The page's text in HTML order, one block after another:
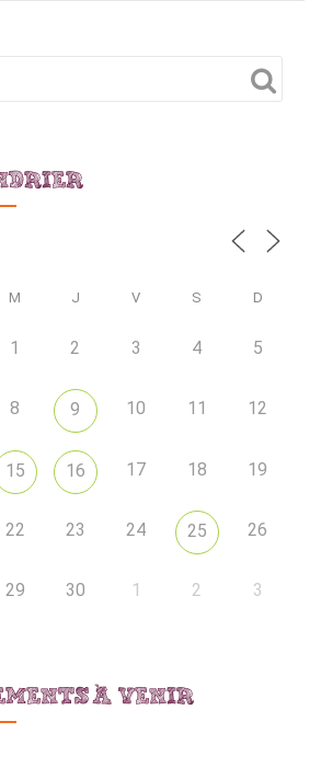
M J V S D
1 2 3 4 5
8 9 10 11 12
15 16 17 18 19
22 23 24 25 26
29 30 1 2 3
À VENIR